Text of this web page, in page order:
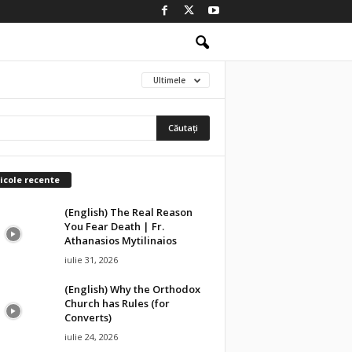
Ultimele
recente
(English) The Real Reason
You Fear Death | Fr.
Athanasios Mytilinaios
iulie 31, 2026
(English) Why the Orthodox
Church has Rules (for
Converts)
iulie 24, 2026